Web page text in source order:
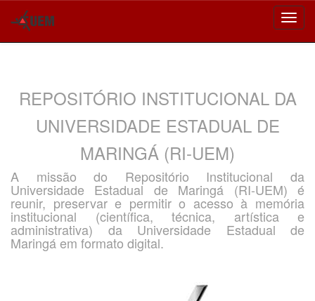
REPOSITÓRIO INSTITUCIONAL DA
UNIVERSIDADE ESTADUAL DE
MARINGÁ (RI-UEM)
A missão do Repositório Institucional da
Universidade Estadual de Maringá (RI-UEM) é
reunir, preservar e permitir o acesso à memória
institucional (científica, técnica, artística e
administrativa) da Universidade Estadual de
Maringá em formato digital.